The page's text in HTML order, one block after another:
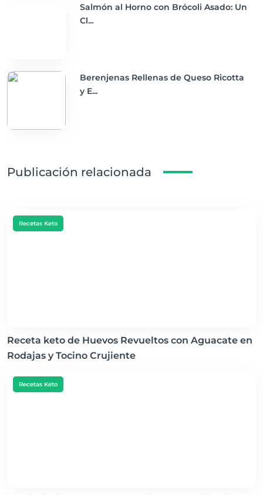
Salmón al Horno con Brócoli Asado: Un
Cl...
Berenjenas Rellenas de Queso Ricotta
y E...
Publicación relacionada
Recetas Keto
Receta keto de Huevos Revueltos con Aguacate en
Rodajas y Tocino Crujiente
Recetas Keto